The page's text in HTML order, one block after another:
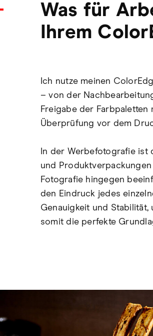
Was für
Ihrem
Ich nutze meinen
– von der
Freigabe der Farbpaletten
Überprüfung vor dem
In der Werbefotografie ist
und
Fotografie hingegen
den Eindruck jedes
Genauigkeit und
somit die perfekte